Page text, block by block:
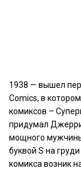
1938 — вышел
Comics, в
комиксов –
придумал
мощного
буквой S на
комикса возник